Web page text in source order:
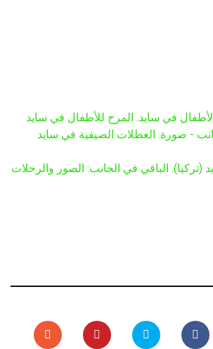
في سايد. المرح للأطفال في سايد
- صورة. العطلات الصيفية في سايد
(تركيا). الباقي في الجانب: الصور والرحلات